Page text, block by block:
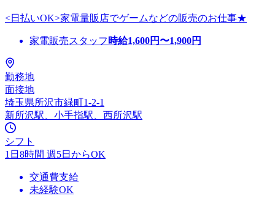
<日払いOK>家電量販店でゲームなどの販売のお仕事★
家電販売スタッフ 時給1,600円〜1,900円
勤務地
面接地
埼玉県所沢市緑町1-2-1
新所沢駅、小手指駅、西所沢駅
シフト
1日8時間 週5日からOK
交通費支給
未経験OK